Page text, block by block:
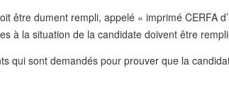
être dument rempli, appelé « imprimé CERFA
à la situation de la candidate doivent être
qui sont demandés pour prouver que la